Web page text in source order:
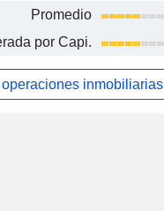
Promedio
por Capi.
inmobiliarias